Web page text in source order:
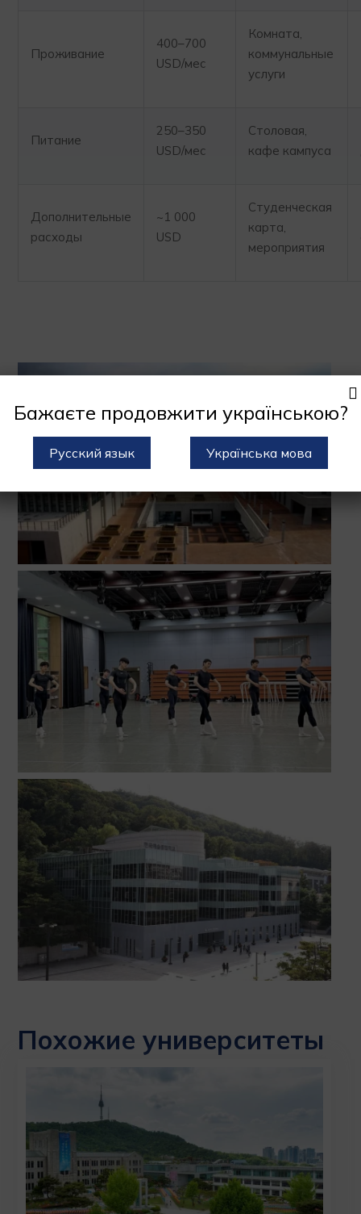
Проживание
400–700
USD/мес
Комната,
коммунальные
услуги
Питание
250–350
USD/мес
Столовая,
кафе кампуса
Дополнительные
расходы
~1 000
USD
Студенческая
карта,
мероприятия
Похожие университеты
Бажаєте продовжити українською?
Русский язык Українська мова